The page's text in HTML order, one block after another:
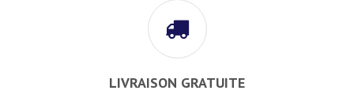
LIVRAISON GRATUITE